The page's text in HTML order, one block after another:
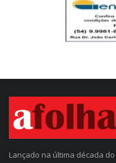
Lançado na última década